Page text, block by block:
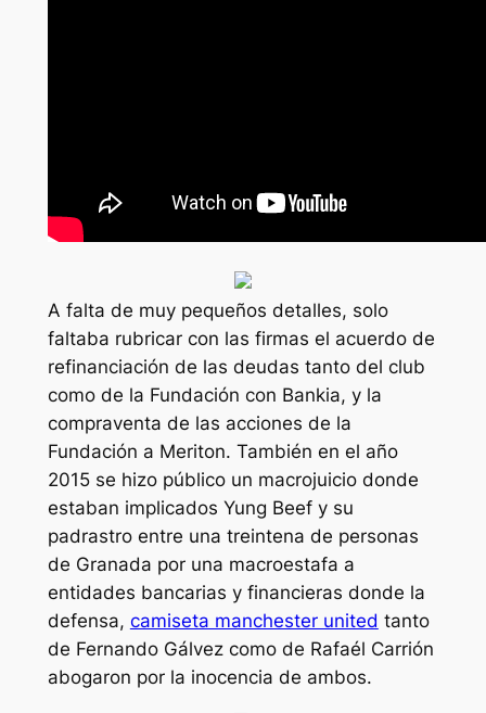
A falta de muy pequeños detalles, solo
faltaba rubricar con las firmas el acuerdo de
refinanciación de las deudas tanto del club
como de la Fundación con Bankia, y la
compraventa de las acciones de la
Fundación a Meriton. También en el año
2015 se hizo público un macrojuicio donde
estaban implicados Yung Beef y su
padrastro entre una treintena de personas
de Granada por una macroestafa a
entidades bancarias y financieras donde la
defensa, camiseta manchester united tanto
de Fernando Gálvez como de Rafaél Carrión
abogaron por la inocencia de ambos.